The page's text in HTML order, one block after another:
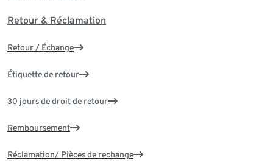
Retour & Réclamation
Retour / Échange
Étiquette de retour
30 jours de droit de retour
Remboursement
Réclamation/ Pièces de rechange